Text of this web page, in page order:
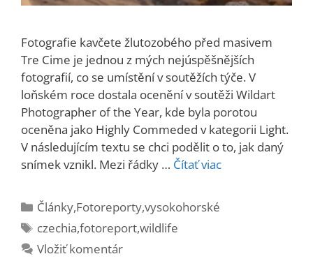
Fotografie kavčete žlutozobého před masivem
Tre Cime je jednou z mých nejúspěšnějších
fotografií, co se umístění v soutěžích týče. V
loňském roce dostala ocenění v soutěži Wildart
Photographer of the Year, kde byla porotou
oceněna jako Highly Commeded v kategorii Light.
V následujícím textu se chci podělit o to, jak daný
snímek vznikl. Mezi řádky … Čítať viac
Kategórie
Články,Fotoreporty,vysokohorské
Značky
czechia,fotoreport,wildlife
Vložiť komentár